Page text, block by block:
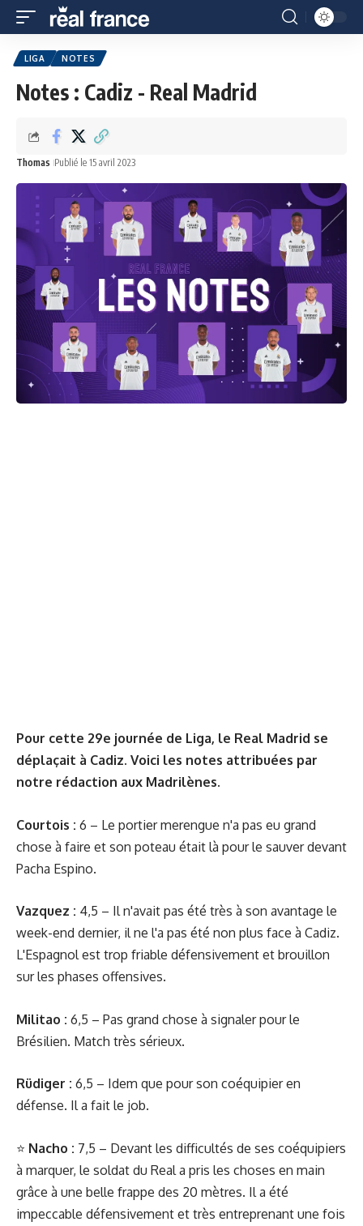
LIGA NOTES
Notes : Cadiz - Real Madrid
Thomas Publié le 15 avril 2023
Pour cette 29e journée de Liga, le Real Madrid se
déplaçait à Cadiz. Voici les notes attribuées par
notre rédaction aux Madrilènes.
Courtois : 6 – Le portier merengue n'a pas eu grand
chose à faire et son poteau était là pour le sauver devant
Pacha Espino.
Vazquez : 4,5 – Il n'avait pas été très à son avantage le
week-end dernier, il ne l'a pas été non plus face à Cadiz.
L'Espagnol est trop friable défensivement et brouillon
sur les phases offensives.
Militao : 6,5 – Pas grand chose à signaler pour le
Brésilien. Match très sérieux.
Rüdiger : 6,5 – Idem que pour son coéquipier en
défense. Il a fait le job.
⭐️ Nacho : 7,5 – Devant les difficultés de ses coéquipiers
à marquer, le soldat du Real a pris les choses en main
grâce à une belle frappe des 20 mètres. Il a été
impeccable défensivement et très entreprenant une fois